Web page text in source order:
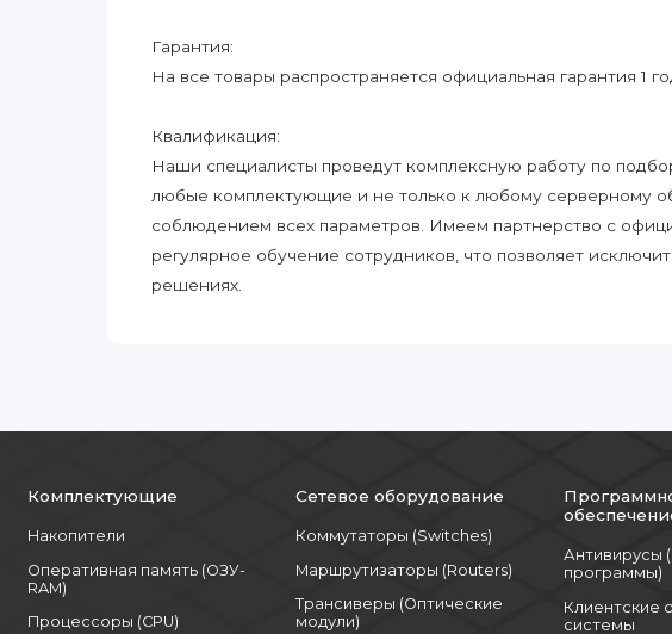
Гарантия:
На все товары распространяется официальная гарантия 1
Квалификация:
Наши специалисты проведут комплексную работу по
любые комплектующие и не только к любому серверному
соблюдением всех параметров. Имеем партнерство с
регулярное обучение сотрудников, что позволяет
решениях.
Комплектующие
Накопители
Оперативная память (ОЗУ-
RAM)
Процессоры (CPU)
Сетевое оборудование
Коммутаторы (Switches)
Маршрутизаторы (Routers)
Трансиверы (Оптические
модули)
Антивирусы
программы)
Клиентские
системы